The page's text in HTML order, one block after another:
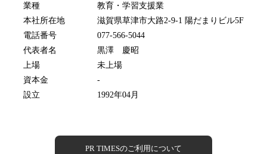
業種
教育・学習支援業
本社所在地
滋賀県草津市大路2-9-1 陽だまりビル5F
電話番号
077-566-5044
代表者名
黒澤 慶昭
上場
未上場
資本金
-
設立
1992年04月
PR TIMESのご利用について